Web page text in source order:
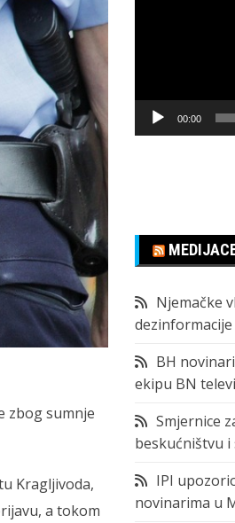
zbog sumnje
Kragljivoda,
a tokom
00:00
Njemačke
BH
ekipu BN
Smjernice
beskućništvu
IPI
novinarima u